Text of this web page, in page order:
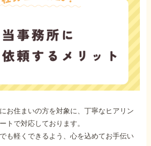
お住まいの方を対象に、丁寧なヒアリン
トで対応しております。
も軽くできるよう、心を込めてお手伝い